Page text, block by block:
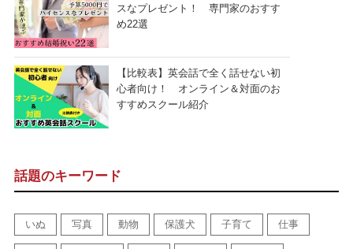
スなプレゼント！ 専門家のおすす
め22選
【比較表】英会話で全く話せない初
心者向け！ オンライン＆対面のお
すすめスクール紹介
話題のキーワード
いぬ 写真 動物 保護犬 子育て 仕事